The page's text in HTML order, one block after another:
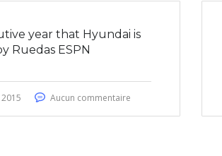
year that Hyundai is
Ruedas ESPN
Aucun commentaire